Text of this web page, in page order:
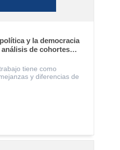
y la democracia
de cohortes
tiene como
y diferencias de